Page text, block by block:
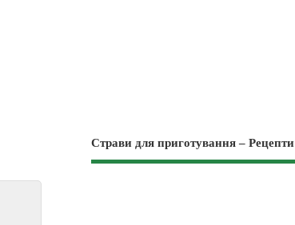
Страви для приготування – Рецепти